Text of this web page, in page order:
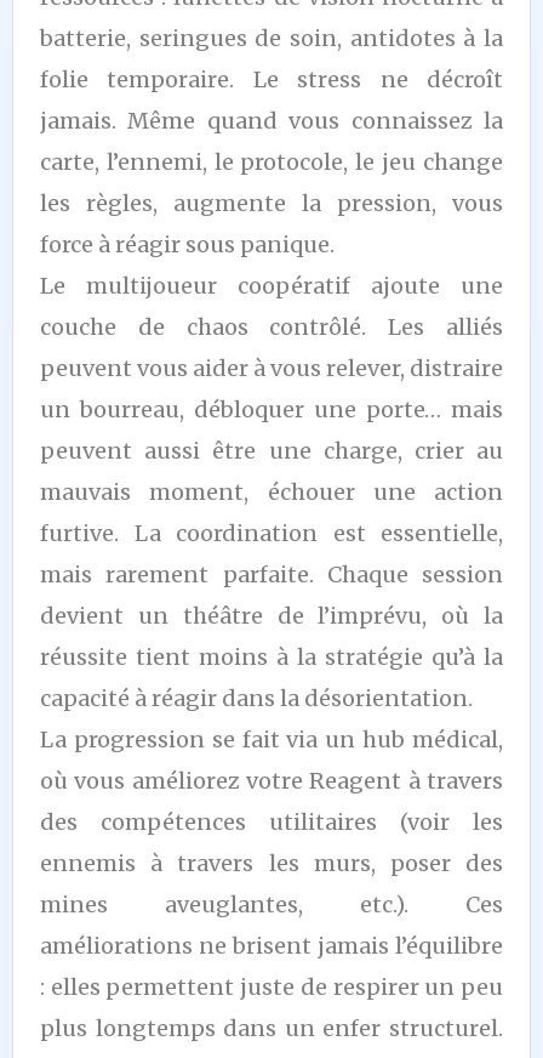
batterie, seringues de soin, antidotes à la
folie temporaire. Le stress ne décroît
jamais. Même quand vous connaissez la
carte, l’ennemi, le protocole, le jeu change
les règles, augmente la pression, vous
force à réagir sous panique.
Le multijoueur coopératif ajoute une
couche de chaos contrôlé. Les alliés
peuvent vous aider à vous relever, distraire
un bourreau, débloquer une porte… mais
peuvent aussi être une charge, crier au
mauvais moment, échouer une action
furtive. La coordination est essentielle,
mais rarement parfaite. Chaque session
devient un théâtre de l’imprévu, où la
réussite tient moins à la stratégie qu’à la
capacité à réagir dans la désorientation.
La progression se fait via un hub médical,
où vous améliorez votre Reagent à travers
des compétences utilitaires (voir les
ennemis à travers les murs, poser des
mines aveuglantes, etc.). Ces
améliorations ne brisent jamais l’équilibre
: elles permettent juste de respirer un peu
plus longtemps dans un enfer structurel.